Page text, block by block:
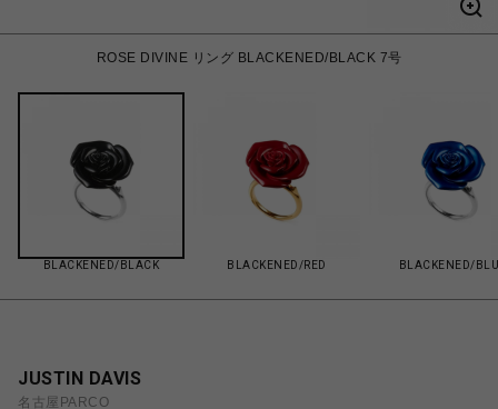
ROSE DIVINE リング BLACKENED/BLACK 7号
BLACKENED/BLACK BLACKENED/RED BLACKENED/
JUSTIN DAVIS
名古屋PARCO